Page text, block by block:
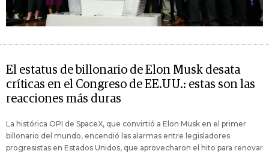
El estatus de billonario de Elon Musk desata
críticas en el Congreso de EE.UU.: estas son las
reacciones más duras
La histórica OPI de SpaceX, que convirtió a Elon Musk en el primer
billonario del mundo, encendió las alarmas entre legisladores
progresistas en Estados Unidos, que aprovecharon el hito para renovar